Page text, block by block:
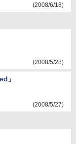
(2008/6/18)
(2008/5/28)
」
(2008/5/27)